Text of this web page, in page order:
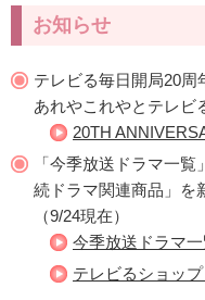
お知らせ
テレビる毎日開局20周
あれやこれやとテレビ
20TH
「今季放送ドラマ一
続ドラマ関連商品」を
（9/24現在）
今季放送ドラマ一
テレビるショッ